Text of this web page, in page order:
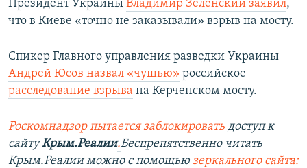
Президент Украины Владимир Зеленский заявил,
что в Киеве «точно не заказывали» взрыв на мосту.
Спикер Главного управления разведки Украины
Андрей Юсов назвал «чушью» российское
расследование взрыва на Керченском мосту.
Роскомнадзор пытается заблокировать доступ к
сайтуКрым.Реалии.Беспрепятственно читать
Крым.Реалии можно с помощью зеркального сайта: